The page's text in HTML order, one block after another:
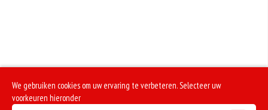
We gebruiken cookies om uw ervaring te verbeteren. Selecteer uw
voorkeuren hieronder